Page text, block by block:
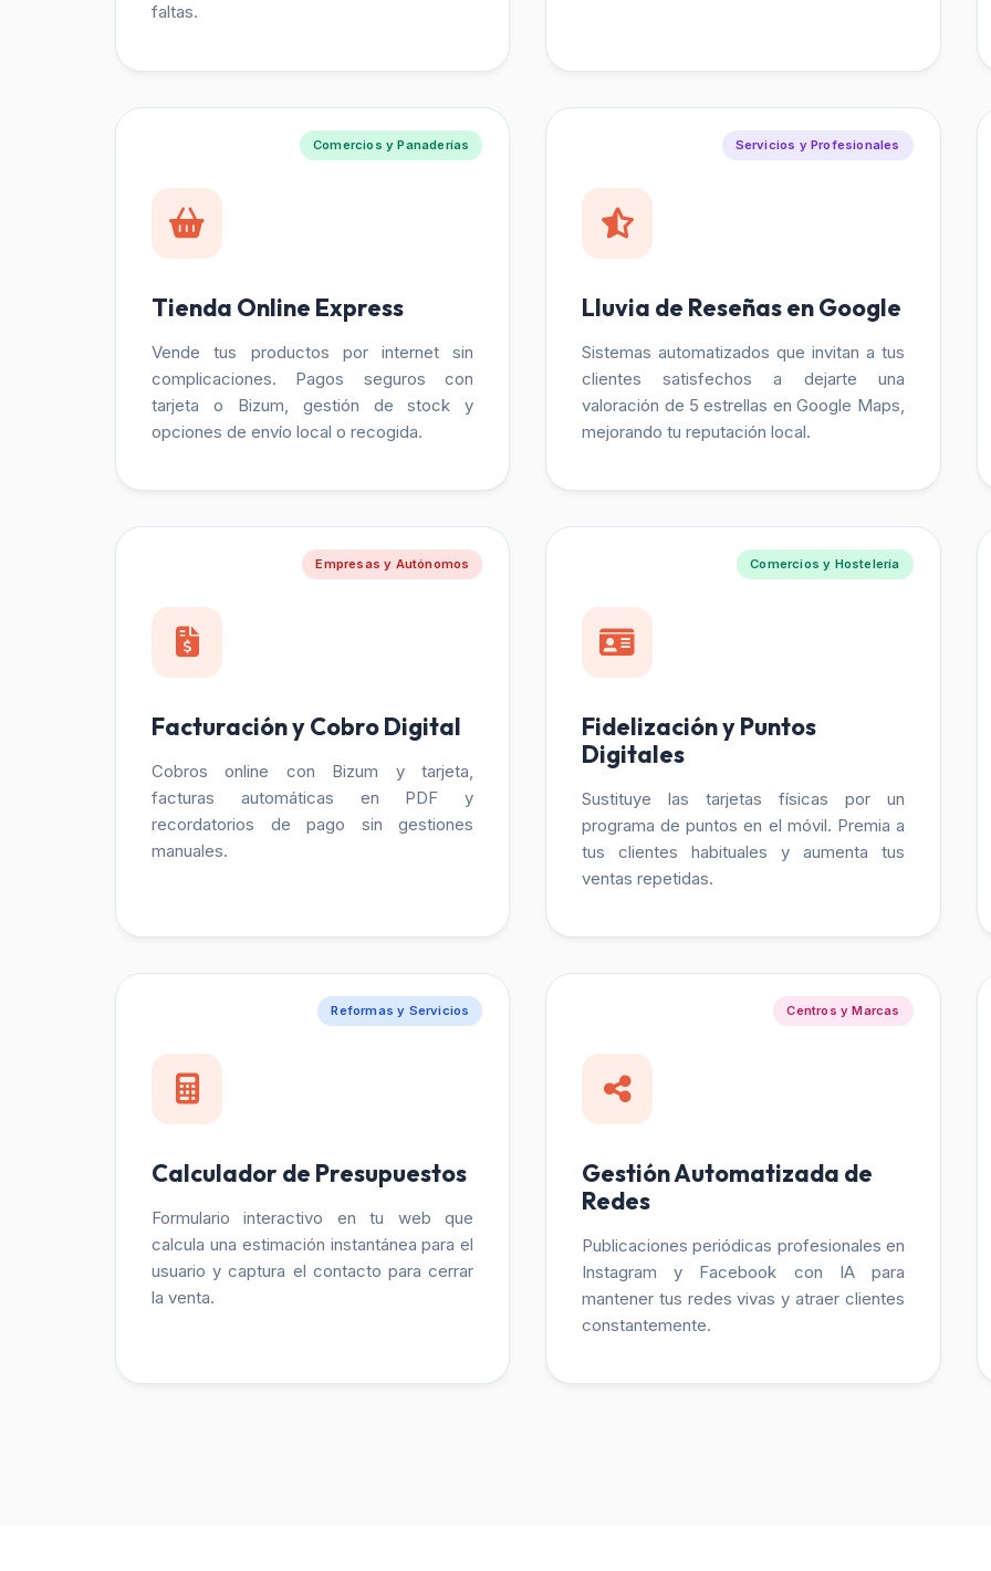
faltas.
Comercios y Panaderías
Tienda Online Express
Vende tus productos por internet sin
complicaciones. Pagos seguros con
tarjeta o Bizum, gestión de stock y
opciones de envío local o recogida.
Servicios y Profesionales
Lluvia de Reseñas en Google
Sistemas automatizados que invitan a tus
clientes satisfechos a dejarte una
valoración de 5 estrellas en Google Maps,
mejorando tu reputación local.
Empresas y Autónomos
Facturación y Cobro Digital
Cobros online con Bizum y tarjeta,
facturas automáticas en PDF y
recordatorios de pago sin gestiones
manuales.
Comercios y Hostelería
Fidelización y Puntos
Digitales
Sustituye las tarjetas físicas por un
programa de puntos en el móvil. Premia a
tus clientes habituales y aumenta tus
ventas repetidas.
Reformas y Servicios
Calculador de Presupuestos
Formulario interactivo en tu web que
calcula una estimación instantánea para el
usuario y captura el contacto para cerrar
la venta.
Centros y Marcas
Gestión Automatizada de
Redes
Publicaciones periódicas profesionales en
Instagram y Facebook con IA para
mantener tus redes vivas y atraer clientes
constantemente.